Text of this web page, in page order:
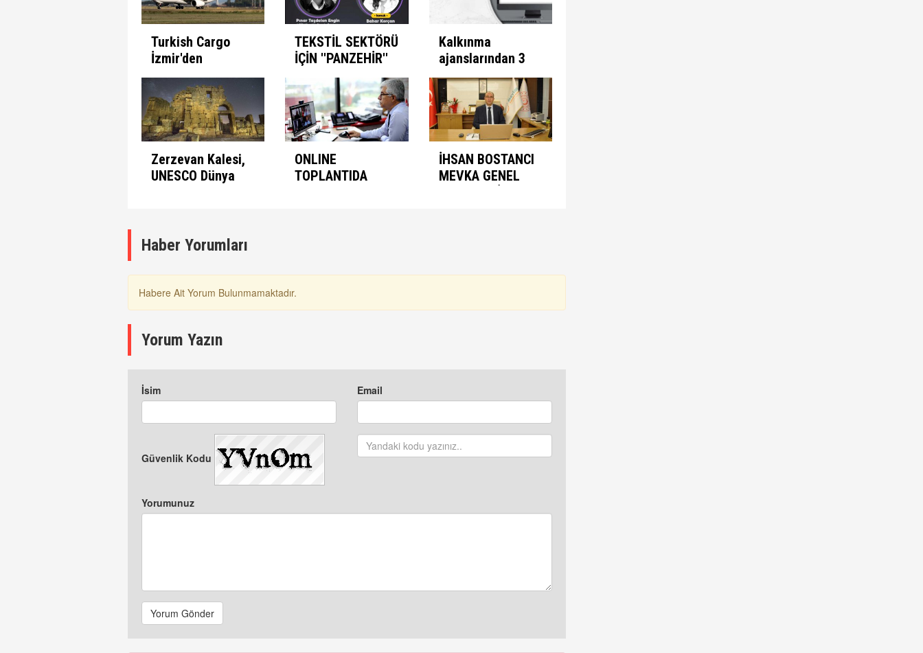
Turkish Cargo
İzmir'den
seferlerine
başlıyor
TEKSTİL SEKTÖRÜ
İÇİN ''PANZEHİR''
BULUNDU
Kalkınma
ajanslarından 3
aşamalı plan
Zerzevan Kalesi,
UNESCO Dünya
ONLINE
TOPLANTIDA
İHSAN BOSTANCI
MEVKA GENEL
Haber Yorumları
Habere Ait Yorum Bulunmamaktadır.
Yorum Yazın
İsim Email
Güvenlik Kodu
Yorumunuz
Yorum Gönder